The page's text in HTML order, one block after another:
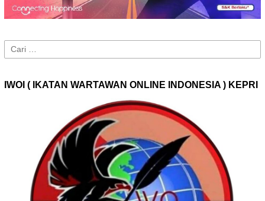
Cari
untuk:
IWOI ( IKATAN WARTAWAN ONLINE INDONESIA ) KEPRI